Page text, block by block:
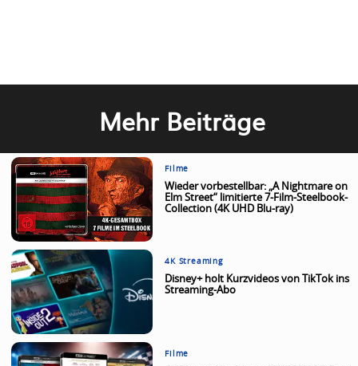
Mehr Beiträge
Filme
Wieder vorbestellbar: „A Nightmare on
Elm Street“ limitierte 7-Film-Steelbook-
Collection (4K UHD Blu-ray)
4K Streaming
Disney+ holt Kurzvideos von TikTok ins
Streaming-Abo
Filme